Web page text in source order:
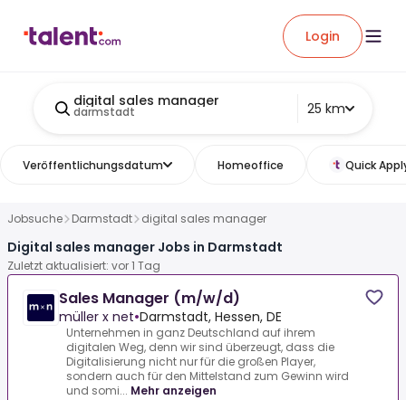
Login
digital sales manager
darmstadt 25 km
Veröffentlichungsdatum Homeoffice Quick
Jobsuche Darmstadt digital sales manager
Digital sales manager Jobs in Darmstadt
Zuletzt aktualisiert: vor 1 Tag
Sales Manager (m/w/d)
müller x net•Darmstadt, Hessen, DE
Unternehmen in ganz Deutschland auf ihrem
digitalen Weg, denn wir sind überzeugt, dass die
Digitalisierung nicht nur für die großen Player,
sondern auch für den Mittelstand zum Gewinn wird
und somi... Mehr anzeigen